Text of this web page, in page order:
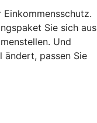
Sie sich aus
Und
ändert, passen Sie